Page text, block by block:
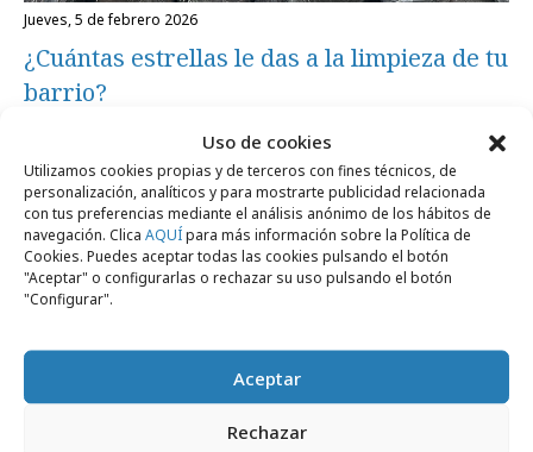
Uso de cookies
Utilizamos cookies propias y de terceros con fines técnicos, de
personalización, analíticos y para mostrarte publicidad relacionada
con tus preferencias mediante el análisis anónimo de los hábitos de
navegación. Clica AQUÍpara más información sobre la Política de
Cookies. Puedes aceptar todas las cookies pulsando el botón
"Aceptar" o configurarlas o rechazar su uso pulsando el botón
"Configurar".
Aceptar
Rechazar
jueves, 5 de febrero 2026
¿Cuántas estrellas le das a la limpieza de tu
barrio?
Campañas